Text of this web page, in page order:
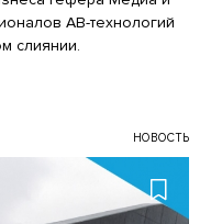
АВ-технологий
слиянии.
НОВОСТЬ